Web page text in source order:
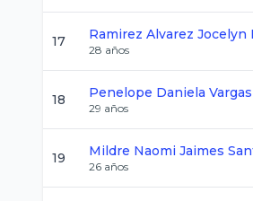
17 Ramirez Alvarez Jocelyn
28 años
18 Penelope Daniela Vargas
29 años
19 Mildre Naomi Jaimes
26 años